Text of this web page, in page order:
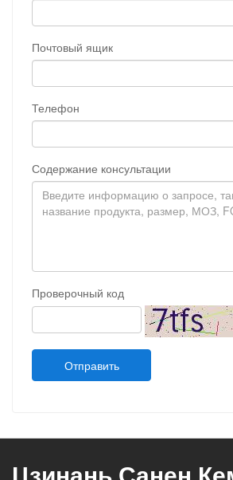
Почтовый ящик
Телефон
Содержание консультации
Проверочный код
Отправить